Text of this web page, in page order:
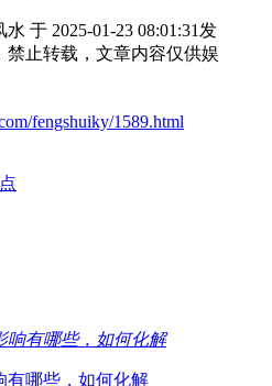
于 2025-01-23 08:01:31发
禁止转载，文章内容仅供娱
fengshuiky/1589.html
有哪些，如何化解